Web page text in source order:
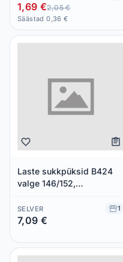
1,69 €2,05 €
Säästad 0,36 €
Laste sukkpüksid B424
valge 146/152,
SELVER 1
7,09 €